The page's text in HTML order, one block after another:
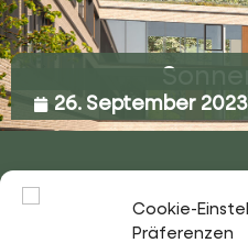
Cookie-
Präferenzen
26. September 2023